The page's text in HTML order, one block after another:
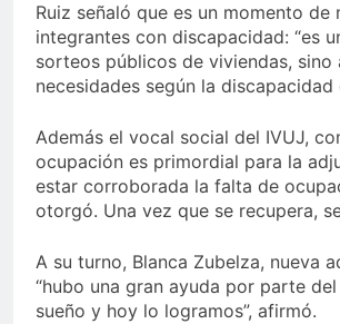
Ruiz señaló que es un momento
integrantes con discapacidad: “es
sorteos públicos de viviendas,
necesidades según la
Además el vocal social del IVUJ,
ocupación es primordial para la
estar corroborada la falta de
otorgó. Una vez que se recupera,
A su turno, Blanca Zubelza, nueva
“hubo una gran ayuda por parte
sueño y hoy lo logramos”, afirmó.